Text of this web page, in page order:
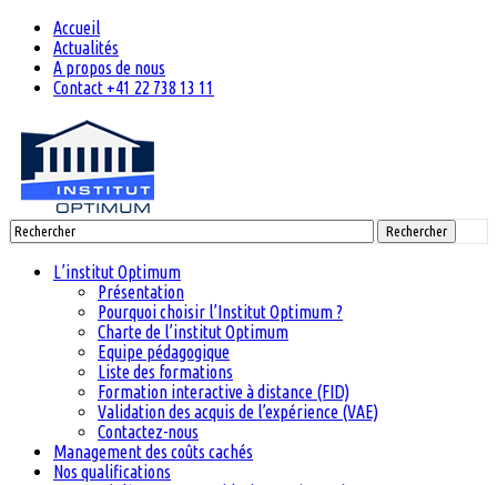
Accueil
Actualités
A propos de nous
Contact +41 22 738 13 11
Rechercher
L’institut Optimum
Présentation
Pourquoi choisir l’Institut Optimum ?
Charte de l’institut Optimum
Equipe pédagogique
Liste des formations
Formation interactive à distance (FID)
Validation des acquis de l’expérience (VAE)
Contactez-nous
Management des coûts cachés
Nos qualifications